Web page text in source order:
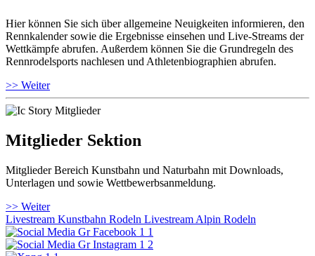
Hier können Sie sich über allgemeine Neuigkeiten informieren, den
Rennkalender sowie die Ergebnisse einsehen und Live-Streams der
Wettkämpfe abrufen. Außerdem können Sie die Grundregeln des
Rennrodelsports nachlesen und Athletenbiographien abrufen.
>> Weiter
Mitglieder Sektion
Mitglieder Bereich Kunstbahn und Naturbahn mit Downloads,
Unterlagen und sowie Wettbewerbsanmeldung.
>> Weiter
Livestream Kunstbahn Rodeln Livestream Alpin Rodeln